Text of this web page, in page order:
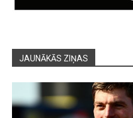
JAUNĀKĀS ZIŅAS